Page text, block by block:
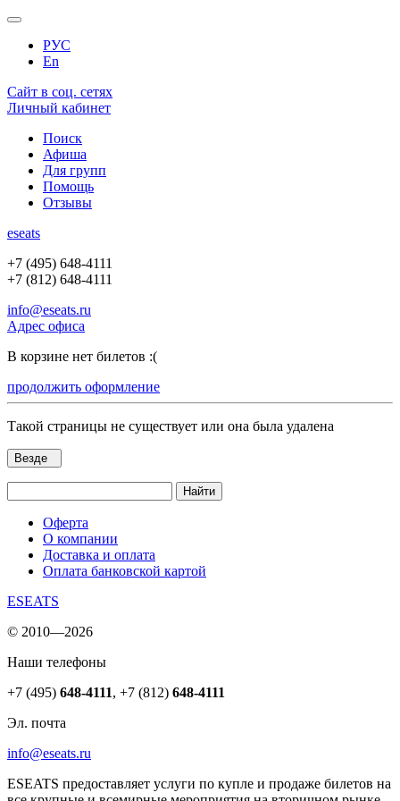
РУС
En
Сайт в соц. сетях
Личный кабинет
Поиск
Афиша
Для групп
Помощь
Отзывы
eseats
+7 (495) 648-4111
+7 (812) 648-4111
info@eseats.ru
Адрес офиса
В корзине нет билетов :(
продолжить оформление
Такой страницы не существует или она была удалена
Везде
Найти
Оферта
О компании
Доставка и оплата
Оплата банковской картой
ESEATS
© 2010—2026
Наши телефоны
+7 (495) 648-4111, +7 (812) 648-4111
Эл. почта
info@eseats.ru
ESEATS предоставляет услуги по купле и продаже билетов на